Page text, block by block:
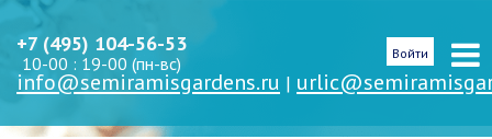
+7 (495) 104-56-53
10-00 : 19-00 (пн-вс)
info@semiramisgardens.ru |
Войти